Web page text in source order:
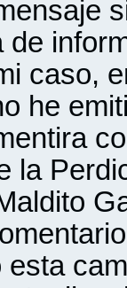
de
caso,
he
la
esta